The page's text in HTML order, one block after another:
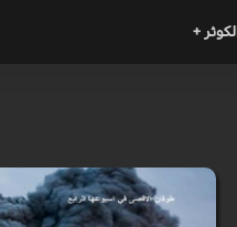
الكوثر +